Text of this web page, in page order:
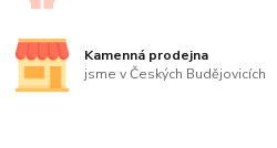
Kamenná prodejna
jsme v Českých Budějovicích